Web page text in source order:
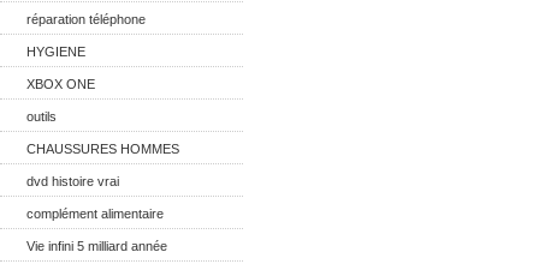
réparation téléphone
HYGIENE
XBOX ONE
outils
CHAUSSURES HOMMES
dvd histoire vrai
complément alimentaire
Vie infini 5 milliard année